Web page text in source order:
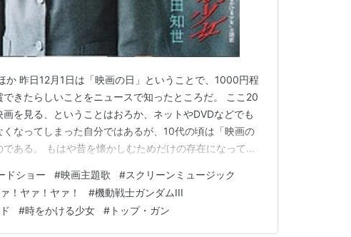
か 昨日12月1日は「映画の日」ということで、1000円程
きたらしいことをニュースで知ったところだ。 ここ20
を見る、ということはおろか、ネットやDVDなどでも
くなってしまった自分ではあるが、10代の頃は「映画の
ある。 もはや昔を懐かしむためだけの存在になってし
ールと共に流れるスクリーンミュージックも思い出深い
れも自分が10…
ドショー #映画主題歌 #スクリーンミュージック
！ヤァ！ヤァ！ #機動戦士ガンダムIII
#時をかける少女 # トップ・ガン